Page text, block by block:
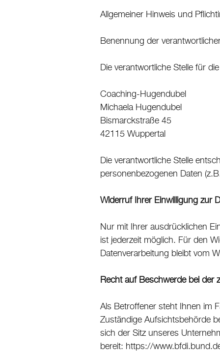
Allgemeiner Hinweis und
Benennung der
Die verantwortliche Stelle für
Coaching-Hugendubel
Michaela Hugendubel
Bismarckstraße 45
42115 Wuppertal
Die verantwortliche Stelle
personenbezogenen Daten
Widerruf Ihrer Einwilligung zur
Nur mit Ihrer ausdrücklichen
ist jederzeit möglich. Für den
Datenverarbeitung bleibt vom
Recht auf Beschwerde bei der
Als Betroffener steht Ihnen im
Zuständige Aufsichtsbehörde
sich der Sitz unseres
bereit: https://